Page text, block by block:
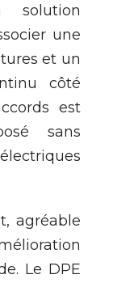
solution
une
et un
côté
est
sans
agréable
Le DPE